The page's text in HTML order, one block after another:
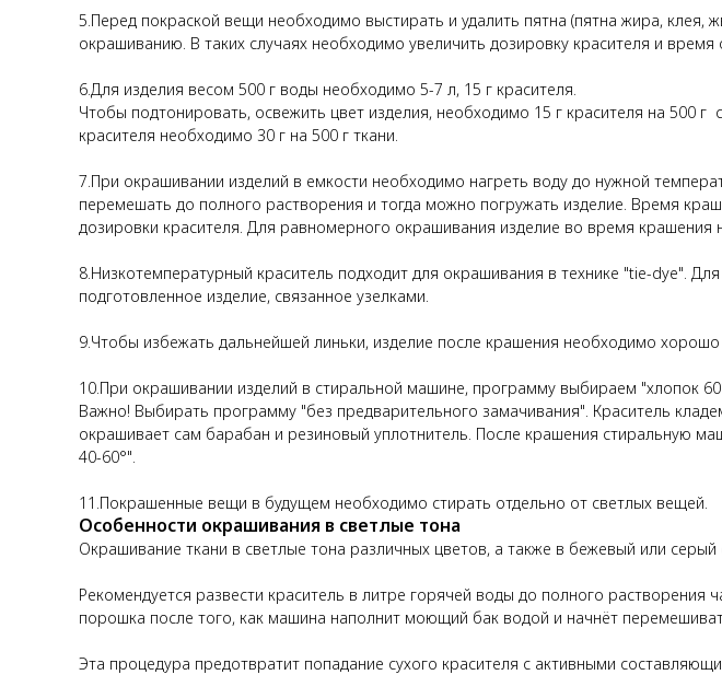
5.Перед покраской вещи необходимо выстирать и удалить пятна (пятна жира, клея,
окрашиванию. В таких случаях необходимо увеличить дозировку красителя и время
6.Для изделия весом 500 г воды необходимо 5-7 л, 15 г красителя.
Чтобы подтонировать, освежить цвет изделия, необходимо 15 г красителя на 500
красителя необходимо 30 г на 500 г ткани.
7.При окрашивании изделий в емкости необходимо нагреть воду до нужной
перемешать до полного растворения и тогда можно погружать изделие. Время
дозировки красителя. Для равномерного окрашивания изделие во время
8.Низкотемпературный краситель подходит для окрашивания в технике "tie-dye".
подготовленное изделие, связанное узелками.
9.Чтобы избежать дальнейшей линьки, изделие после крашения необходимо
10.При окрашивании изделий в стиральной машине, программу выбираем "хлопок
Важно! Выбирать программу "без предварительного замачивания". Краситель
окрашивает сам барабан и резиновый уплотнитель. После крашения стиральную
40-60°".
11.Покрашенные вещи в будущем необходимо стирать отдельно от светлых вещей.
Особенности окрашивания в светлые тона
Окрашивание ткани в светлые тона различных цветов, а также в бежевый или
Рекомендуется развести краситель в литре горячей воды до полного
порошка после того, как машина наполнит моющий бак водой и начнёт
Эта процедура предотвратит попадание сухого красителя с активными